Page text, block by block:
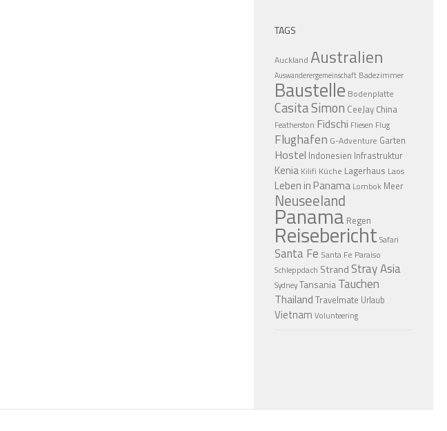
TAGS
Auckland Australien
Auswanderergemeinschaft Badezimmer
Baustelle Bodenplatte
Casita Simon CeeJay China
Featherston Fidschi Fliesen Flug
Flughafen G-Adventure Garten
Hostel Indonesien Infrastruktur
Kenia Kilifi Küche Lagerhaus Laos
Leben in Panama Lombok Meer
Neuseeland
Panama Regen
Reisebericht Safari
Santa Fe Santa Fe Paraiso
Schleppdach Strand Stray Asia
SydneyTansaniaTauchen
Thailand Travelmate Urlaub
Vietnam Volunteering